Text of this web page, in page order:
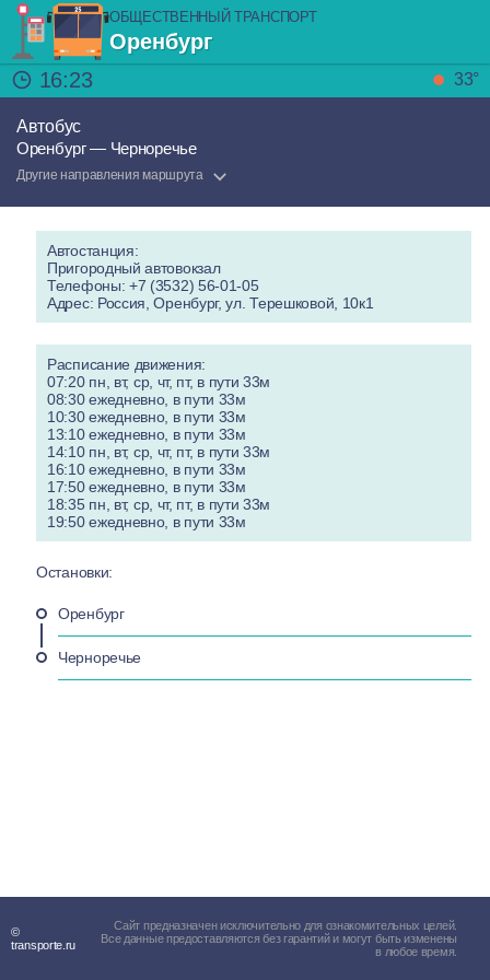
ОБЩЕСТВЕННЫЙ ТРАНСПОРТ
Оренбург
16:23
33°
Автобус
Оренбург — Черноречье
Другие направления маршрута
Автостанция:
Пригородный автовокзал
Телефоны: +7 (3532) 56-01-05
Адрес: Россия, Оренбург, ул. Терешковой, 10к1
Расписание движения:
07:20 пн, вт, ср, чт, пт, в пути 33м
08:30 ежедневно, в пути 33м
10:30 ежедневно, в пути 33м
13:10 ежедневно, в пути 33м
14:10 пн, вт, ср, чт, пт, в пути 33м
16:10 ежедневно, в пути 33м
17:50 ежедневно, в пути 33м
18:35 пн, вт, ср, чт, пт, в пути 33м
19:50 ежедневно, в пути 33м
Остановки:
Оренбург
Черноречье
©
transporte.ru
Сайт предназначен исключительно для ознакомительных целей.
Все данные предоставляются без гарантий и могут быть изменены
в любое время.